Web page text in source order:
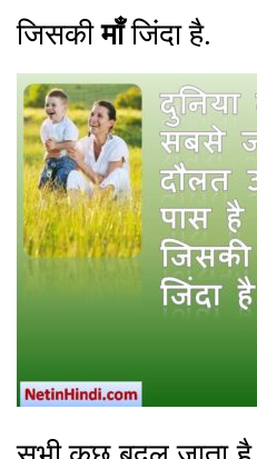
जिसकीमाँजिंदा है.